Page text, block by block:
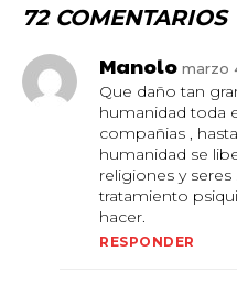
72 COMENTARIOS
Manolo marzo
Que daño tan
humanidad toda
compañias ,
humanidad se
religiones y
tratamiento
hacer.
RESPONDER